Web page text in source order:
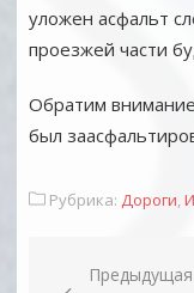
уложен асфальт
проезжей части
Обратим
был
Рубрика: Дороги,
Навигация
Предыдущая